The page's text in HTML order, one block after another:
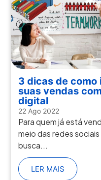
3 dicas de como
suas vendas
digital
22 Ago 2022
Para quem já está
meio das redes
busca...
LER MAIS